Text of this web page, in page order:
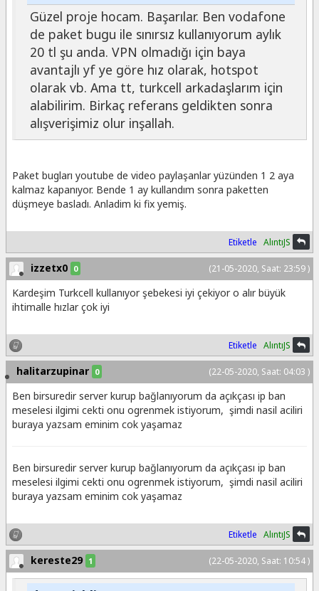
Güzel proje hocam. Başarılar. Ben vodafone
de paket bugu ile sınırsız kullanıyorum aylık
20 tl şu anda. VPN olmadığı için baya
avantajlı yf ye göre hız olarak, hotspot
olarak vb. Ama tt, turkcell arkadaşlarım için
alabilirim. Birkaç referans geldikten sonra
alışverişimiz olur inşallah.
Paket bugları youtube de video paylaşanlar yüzünden 1 2 aya
kalmaz kapanıyor. Bende 1 ay kullandım sonra paketten
düşmeye basladı. Anladim ki fix yemiş.
Etiketle AlıntıJS
(21-05-2020, Saat: 23:59 )
izzetx0 0
Kardeşim Turkcell kullanıyor şebekesi iyi çekiyor o alır büyük
ihtimalle hızlar çok iyi
Etiketle AlıntıJS
(22-05-2020, Saat: 04:03 )
halitarzupinar 0
Ben birsuredir server kurup bağlanıyorum da açıkçası ip ban
meselesi ilgimi cekti onu ogrenmek istiyorum, şimdi nasil aciliri
buraya yazsam eminim cok yaşamaz
Ben birsuredir server kurup bağlanıyorum da açıkçası ip ban
meselesi ilgimi cekti onu ogrenmek istiyorum, şimdi nasil aciliri
buraya yazsam eminim cok yaşamaz
Etiketle AlıntıJS
(22-05-2020, Saat: 10:54 )
kereste29 1